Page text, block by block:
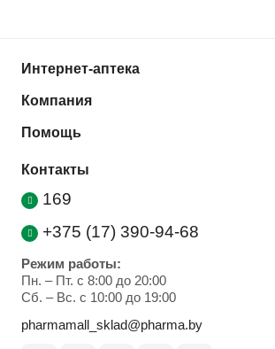
Интернет-аптека
Компания
Помощь
Контакты
169
+375 (17) 390-94-68
Режим работы:
Пн. – Пт. с 8:00 до 20:00
Cб. – Вс. с 10:00 до 19:00
pharmamall_sklad@pharma.by